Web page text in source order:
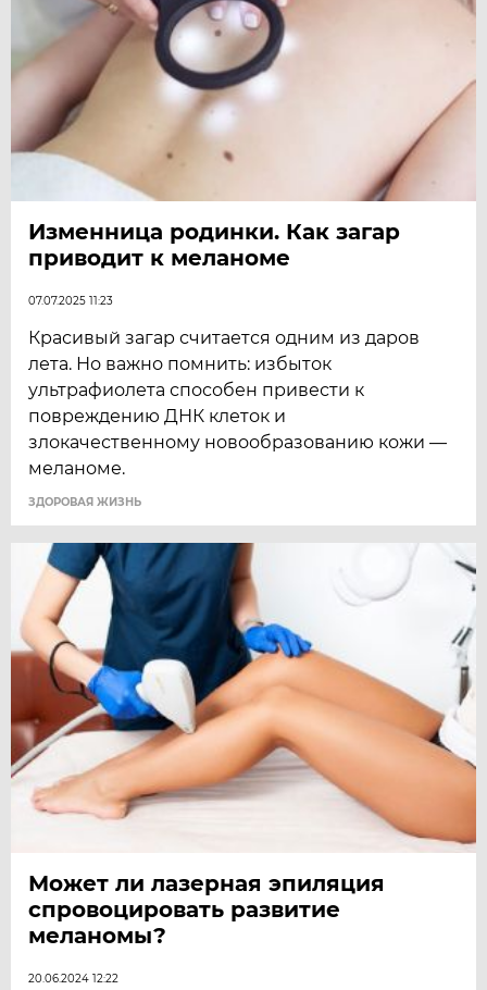
Изменница родинки. Как загар
приводит к меланоме
07.07.2025 11:23
Красивый загар считается одним из даров
лета. Но важно помнить: избыток
ультрафиолета способен привести к
повреждению ДНК клеток и
злокачественному новообразованию кожи —
меланоме.
ЗДОРОВАЯ ЖИЗНЬ
Может ли лазерная эпиляция
спровоцировать развитие
меланомы?
20.06.2024 12:22